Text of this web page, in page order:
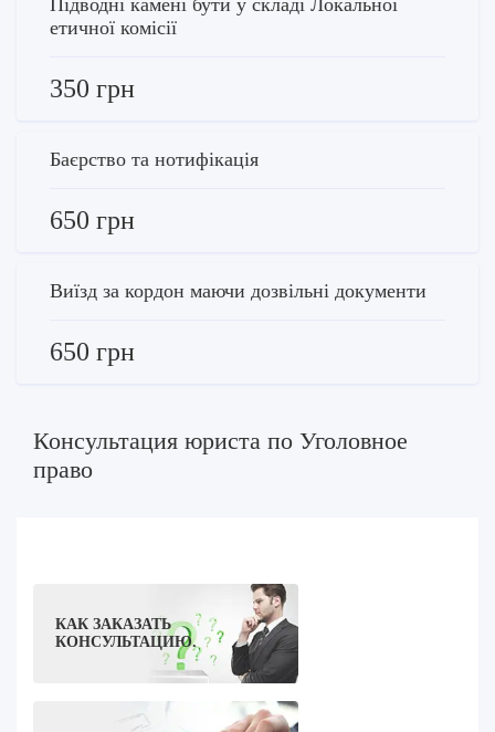
КАК ЗАКАЗАТЬ
КОНСУЛЬТАЦИЮ.
етичної комісії
350 грн
Баєрство та нотифікація
650 грн
Виїзд за кордон маючи дозвільні документи
650 грн
Консультация юриста по Уголовное
право